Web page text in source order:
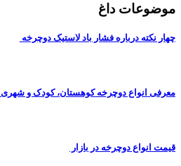
موضوعات داغ
چهار نکته درباره فشار باد لاستیک دوچرخه
معرفی انواع دوچرخه کوهستان، کودک و شهری
قیمت انواع دوچرخه در بازار